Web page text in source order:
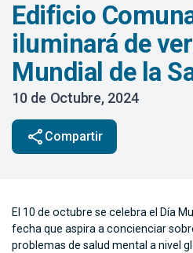
Edificio
iluminará de
Mundial de la
10 de Octubre, 2024
share Compartir
El 10 de octubre se celebra el Día
fecha que aspira a concienciar
problemas de salud mental a nivel